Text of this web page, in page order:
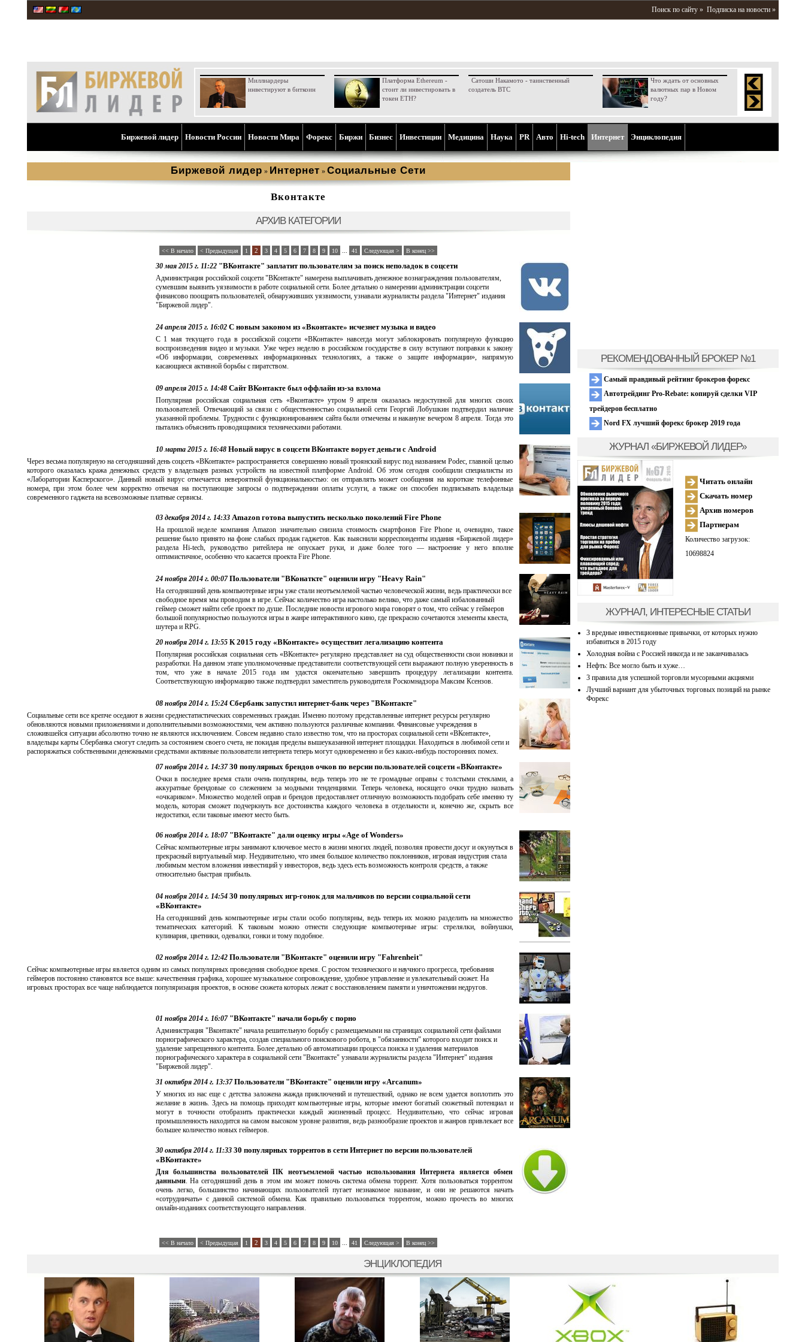
Поиск по сайту » Подписка на новости »
Миллиардеры
инвестируют в биткоин
Платформа Ethereum -
стоит ли инвестировать в
токен ETH?
Сатоши Накамото - таинственный
создатель BTC
Что ждать от основных
валютных пар в Новом
году?
Биржевой лидер Новости России Новости Мира Форекс Биржи Бизнес Инвестиции Медицина Наука PR Aвто Hi-tech Интернет Энциклопедия
Биржевой лидер » Интернет » Социальные Сети
Вконтакте
АРХИВ КАТЕГОРИИ
<< В начало < Предыдущая 1 2 3 4 5 6 7 8 9 10 41 Следующая > В конец >>
30 мая 2015 г. 11:22 "ВКонтакте" заплатит пользователям за поиск неполадок в соцсети
Администрация российской соцсети "ВКонтакте" намерена выплачивать денежное вознаграждения пользователям,
сумевшим выявить уязвимости в работе социальной сети. Более детально о намерении администрации соцсети
финансово поощрять пользователей, обнаруживших уязвимости, узнавали журналисты раздела "Интернет" издания
"Биржевой лидер".
24 апреля 2015 г. 16:02 С новым законом из «Вконтакте» исчезнет музыка и видео
С 1 мая текущего года в российской соцсети «ВКонтакте» навсегда могут заблокировать популярную функцию
воспроизведения видео и музыки. Уже через неделю в российском государстве в силу вступают поправки к закону
«Об информации, современных информационных технологиях, а также о защите информации», напрямую
касающиеся активной борьбы с пиратством.
09 апреля 2015 г. 14:48 Сайт ВКонтакте был оффлайн из-за взлома
Популярная российская социальная сеть «Вконтакте» утром 9 апреля оказалась недоступной для многих своих
пользователей. Отвечающий за связи с общественностью социальной сети Георгий Лобушкин подтвердил наличие
указанной проблемы. Трудности с функционированием сайта были отмечены и накануне вечером 8 апреля. Тогда это
пытались объяснить проводящимися техническими работами.
10 марта 2015 г. 16:48 Новый вирус в соцсети ВКонтакте ворует деньги с Android
Через весьма популярную на сегодняшний день соцсеть «ВКонтакте» распространяется совершенно новый троянский вирус под названием Podec, главной целью
которого оказалась кража денежных средств у владельцев разных устройств на известной платформе Android. Об этом сегодня сообщили специалисты из
«Лаборатории Касперского». Данный новый вирус отмечается невероятной функциональностью: он отправлять может сообщения на короткие телефонные
номера, при этом более чем корректно отвечая на поступающие запросы о подтверждении оплаты услуги, а также он способен подписывать владельца
современного гаджета на всевозможные платные сервисы.
03 декабря 2014 г. 14:33 Amazon готова выпустить несколько поколений Fire Phone
На прошлой неделе компания Amazon значительно снизила стоимость смартфонов Fire Phone и, очевидно, такое
решение было принято на фоне слабых продаж гаджетов. Как выяснили корреспонденты издания «Биржевой лидер»
раздела Hi-tech, руководство ритейлера не опускает руки, и даже более того — настроение у него вполне
оптимистичное, особенно что касается проекта Fire Phone.
24 ноября 2014 г. 00:07 Пользователи "ВКонаткте" оценили игру "Heavy Rain"
На сегодняшний день компьютерные игры уже стали неотъемлемой частью человеческой жизни, ведь практически все
свободное время мы проводим в игре. Сейчас количество игра настолько велико, что даже самый избалованный
геймер сможет найти себе проект по душе. Последние новости игрового мира говорят о том, что сейчас у геймеров
большой популярностью пользуются игры в жанре интерактивного кино, где прекрасно сочетаются элементы квеста,
шутера и RPG.
20 ноября 2014 г. 13:55 К 2015 году «ВКонтакте» осуществит легализацию контента
Популярная российская социальная сеть «ВКонтакте» регулярно представляет на суд общественности свои новинки и
разработки. На данном этапе уполномоченные представители соответствующей сети выражают полную уверенность в
том, что уже в начале 2015 года им удастся окончательно завершить процедуру легализации контента.
Соответствующую информацию также подтвердил заместитель руководителя Роскомнадзора Максим Ксензов.
08 ноября 2014 г. 15:24 Сбербанк запустил интернет-банк через "ВКонтакте"
Социальные сети все крепче оседают в жизни среднестатистических современных граждан. Именно поэтому представленные интернет ресурсы регулярно
обновляются новыми приложениями и дополнительными возможностями, чем активно пользуются различные компании. Финансовые учреждения в
сложившейся ситуации абсолютно точно не являются исключением. Совсем недавно стало известно том, что на просторах социальной сети «ВКонтакте»,
владельцы карты Сбербанка смогут следить за состоянием своего счета, не покидая пределы вышеуказанной интернет площадки. Находиться в любимой сети и
распоряжаться собственными денежными средствами активные пользователи интернета теперь могут одновременно и без каких-нибудь посторонних помех.
07 ноября 2014 г. 14:37 30 популярных брендов очков по версии пользователей соцсети «ВКонтакте»
Очки в последнее время стали очень популярны, ведь теперь это не те громадные оправы с толстыми стеклами, а
аккуратные брендовые со слежением за модными тенденциями. Теперь человека, носящего очки трудно назвать
«очкариком». Множество моделей оправ и брендов предоставляет отличную возможность подобрать себе именно ту
модель, которая сможет подчеркнуть все достоинства каждого человека в отдельности и, конечно же, скрыть все
недостатки, если таковые имеют место быть.
06 ноября 2014 г. 18:07 "ВКонтакте" дали оценку игры «Age of Wonders»
Сейчас компьютерные игры занимают ключевое место в жизни многих людей, позволяя провести досуг и окунуться в
прекрасный виртуальный мир. Неудивительно, что имея большое количество поклонников, игровая индустрия стала
любимым местом вложения инвестиций у инвесторов, ведь здесь есть возможность контроля средств, а также
относительно быстрая прибыль.
04 ноября 2014 г. 14:54 30 популярных игр-гонок для мальчиков по версии социальной сети
«ВКонтакте»
На сегодняшний день компьютерные игры стали особо популярны, ведь теперь их можно разделить на множество
тематических категорий. К таковым можно отнести следующие компьютерные игры: стрелялки, войнушки,
кулинария, цветники, одевалки, гонки и тому подобное.
02 ноября 2014 г. 12:42 Пользователи "ВКонтакте" оценили игру "Fahrenheit"
Сейчас компьютерные игры является одним из самых популярных проведения свободное время. С ростом технического и научного прогресса, требования
геймеров постоянно становятся все выше: качественная графика, хорошее музыкальное сопровождение, удобное управление и увлекательный сюжет. На
игровых просторах все чаще наблюдается популяризация проектов, в основе сюжета которых лежат с восстановлением памяти и уничтожении недругов.
01 ноября 2014 г. 16:07 "ВКонтакте" начали борьбу с порно
Администрация "Вконтакте" начала решительную борьбу с размещаемыми на страницах социальной сети файлами
порнографического характера, создав специального поискового робота, в "обязанности" которого входит поиск и
удаление запрещенного контента. Более детально об автоматизации процесса поиска и удаления материалов
порнографического характера в социальной сети "Вконтакте" узнавали журналисты раздела "Интернет" издания
"Биржевой лидер".
31 октября 2014 г. 13:37 Пользователи "ВКонтакте" оценили игру «Arcanum»
У многих из нас еще с детства заложена жажда приключений и путешествий, однако не всем удается воплотить это
желание в жизнь. Здесь на помощь приходят компьютерные игры, которые имеют богатый сюжетный потенциал и
могут в точности отобразить практически каждый жизненный процесс. Неудивительно, что сейчас игровая
промышленность находится на самом высоком уровне развития, ведь разнообразие проектов и жанров привлекает все
большее количество новых геймеров.
30 октября 2014 г. 11:33 30 популярных торрентов в сети Интернет по версии пользователей
«ВКонтакте»
Для большинства пользователей ПК неотъемлемой частью использования Интернета является обмен
данными. На сегодняшний день в этом им может помочь система обмена торрент. Хотя пользоваться торрентом
очень легко, большинство начинающих пользователей пугает незнакомое название, и они не решаются начать
«сотрудничать» с данной системой обмена. Как правильно пользоваться торрентом, можно прочесть во многих
онлайн-изданиях соответствующего направления.
<< В начало < Предыдущая 1 2 3 4 5 6 7 8 9 10 41 Следующая > В конец >>
РЕКОМЕНДОВАННЫЙ БРОКЕР №1
Самый правдивый рейтинг брокеров форекс
Автотрейдинг Pro-Rebate: копируй сделки VIP
трейдеров бесплатно
Nord FX лучший форекс брокер 2019 года
ЖУРНАЛ «БИРЖЕВОЙ ЛИДЕР»
Читать онлайн
Скачать номер
Архив номеров
Партнерам
Количество загрузок:
10698824
ЖУРНАЛ, ИНТЕРЕСНЫЕ СТАТЬИ
3 вредные инвестиционные привычки, от которых нужно
избавиться в 2015 году
Холодная война с Россией никогда и не заканчивалась
Нефть: Все могло быть и хуже…
3 правила для успешной торговли мусорными акциями
Лучший вариант для убыточных торговых позиций на рынке
Форекс
ЭНЦИКЛОПЕДИЯ